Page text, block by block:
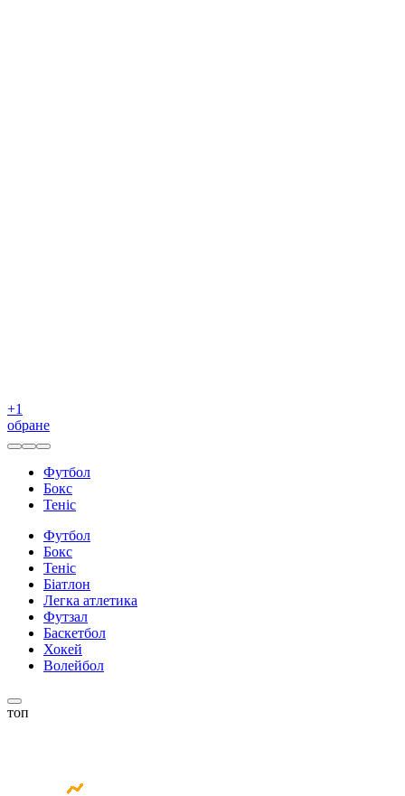
+1
обране
Футбол
Бокс
Теніс
Футбол
Бокс
Теніс
Біатлон
Легка атлетика
Футзал
Баскетбол
Хокей
Волейбол
топ